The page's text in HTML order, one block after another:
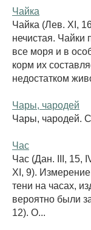
Чайка
Чайка (Лев. XI,
нечистая.
все моря и в
корм их
недостатком
Чары, чародей
Чары, чародей.
Час
Час (Дан. III, 15,
XI, 9).
тени на часах,
вероятно были
12). О...